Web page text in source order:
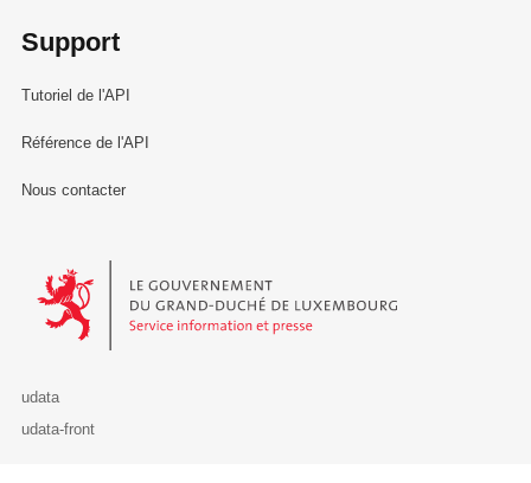
Support
Tutoriel de l'API
Référence de l'API
Nous contacter
Le Gouvernement du Grand-Duché de Luxembourg - Service
udata
udata-front